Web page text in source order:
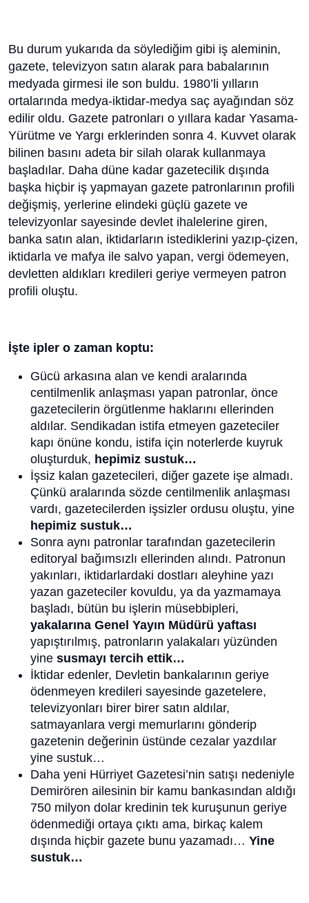
Bu durum yukarıda da söylediğim gibi iş aleminin,
gazete, televizyon satın alarak para babalarının
medyada girmesi ile son buldu. 1980’li yılların
ortalarında medya-iktidar-medya saç ayağından söz
edilir oldu. Gazete patronları o yıllara kadar Yasama-
Yürütme ve Yargı erklerinden sonra 4. Kuvvet olarak
bilinen basını adeta bir silah olarak kullanmaya
başladılar. Daha düne kadar gazetecilik dışında
başka hiçbir iş yapmayan gazete patronlarının profili
değişmiş, yerlerine elindeki güçlü gazete ve
televizyonlar sayesinde devlet ihalelerine giren,
banka satın alan, iktidarların istediklerini yazıp-çizen,
iktidarla ve mafya ile salvo yapan, vergi ödemeyen,
devletten aldıkları kredileri geriye vermeyen patron
profili oluştu.
İşte ipler o zaman koptu:
Gücü arkasına alan ve kendi aralarında
centilmenlik anlaşması yapan patronlar, önce
gazetecilerin örgütlenme haklarını ellerinden
aldılar. Sendikadan istifa etmeyen gazeteciler
kapı önüne kondu, istifa için noterlerde kuyruk
oluşturduk, hepimiz sustuk…
İşsiz kalan gazetecileri, diğer gazete işe almadı.
Çünkü aralarında sözde centilmenlik anlaşması
vardı, gazetecilerden işsizler ordusu oluştu, yine
hepimiz sustuk…
Sonra aynı patronlar tarafından gazetecilerin
editoryal bağımsızlı ellerinden alındı. Patronun
yakınları, iktidarlardaki dostları aleyhine yazı
yazan gazeteciler kovuldu, ya da yazmamaya
başladı, bütün bu işlerin müsebbipleri,
yakalarına Genel Yayın Müdürü yaftası
yapıştırılmış, patronların yalakaları yüzünden
yine susmayı tercih ettik…
İktidar edenler, Devletin bankalarının geriye
ödenmeyen kredileri sayesinde gazetelere,
televizyonları birer birer satın aldılar,
satmayanlara vergi memurlarını gönderip
gazetenin değerinin üstünde cezalar yazdılar
yine sustuk…
Daha yeni Hürriyet Gazetesi’nin satışı nedeniyle
Demirören ailesinin bir kamu bankasından aldığı
750 milyon dolar kredinin tek kuruşunun geriye
ödenmediği ortaya çıktı ama, birkaç kalem
dışında hiçbir gazete bunu yazamadı… Yine
sustuk…